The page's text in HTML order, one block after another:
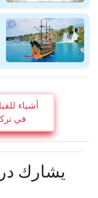
أشياء
في
يشارك